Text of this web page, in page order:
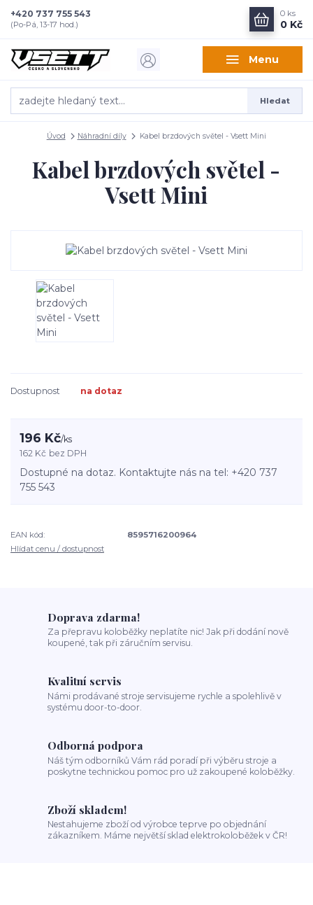
Menu
Hledat
+420 737 755 543
(Po-Pá, 13-17 hod.)
0 ks
0 Kč
Úvod Náhradní díly Kabel brzdových světel - Vsett Mini
Kabel brzdových světel -
Vsett Mini
Dostupnost na dotaz
196 Kč/ks
162 Kč bez DPH
Dostupné na dotaz. Kontaktujte nás na tel: +420 737
755 543
EAN kód:
8595716200964
Hlídat cenu / dostupnost
Doprava zdarma!
Za přepravu koloběžky neplatíte nic! Jak při dodání nově
koupené, tak při záručním servisu.
Kvalitní servis
Námi prodávané stroje servisujeme rychle a spolehlivě v
systému door-to-door.
Odborná podpora
Náš tým odborníků Vám rád poradí při výběru stroje a
poskytne technickou pomoc pro už zakoupené koloběžky.
Zboží skladem!
Nestahujeme zboží od výrobce teprve po objednání
zákazníkem. Máme největší sklad elektrokoloběžek v ČR!